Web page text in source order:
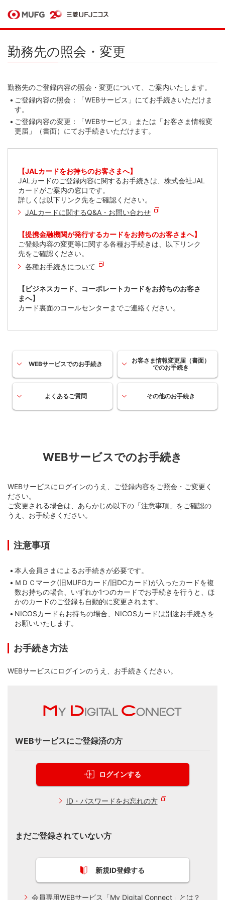
勤務先の照会・変更
勤務先のご登録内容の照会・変更について、ご案内いたします。
ご登録内容の照会：「WEBサービス」にてお手続きいただけま
す。
ご登録内容の変更：「WEBサービス」または「お客さま情報変
更届」（書面）にてお手続きいただけます。
【JALカードをお持ちのお客さまへ】
JALカードのご登録内容に関するお手続きは、株式会社JAL
カードがご案内の窓口です。
詳しくは以下リンク先をご確認ください。
JALカードに関するQ&A・お問い合わせ
【提携金融機関が発行するカードをお持ちのお客さまへ】
ご登録内容の変更等に関する各種お手続きは、以下リンク
先をご確認ください。
各種お手続きについて
【ビジネスカード、コーポレートカードをお持ちのお客さ
まへ】
カード裏面のコールセンターまでご連絡ください。
WEBサービスでのお手続き
お客さま情報変更届（書面）
でのお手続き
よくあるご質問 その他のお手続き
WEBサービスでのお手続き
WEBサービスにログインのうえ、ご登録内容をご照会・ご変更く
ださい。
ご変更される場合は、あらかじめ以下の「注意事項」をご確認の
うえ、お手続きください。
注意事項
本人会員さまによるお手続きが必要です。
ＭＤＣマーク(旧MUFGカード/旧DCカード)が入ったカードを複
数お持ちの場合、いずれか1つのカードでお手続きを行うと、ほ
かのカードのご登録も自動的に変更されます。
NICOSカードもお持ちの場合、NICOSカードは別途お手続きを
お願いいたします。
お手続き方法
WEBサービスにログインのうえ、お手続きください。
WEBサービスにご登録済の方
ログインする
ID・パスワードをお忘れの方
まだご登録されていない方
新規ID登録する
会員専用WEBサービス「My Digital Connect」とは？